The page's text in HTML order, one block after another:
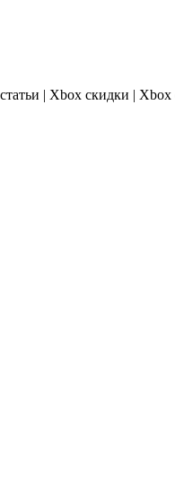
| Xbox скидки | Xbox